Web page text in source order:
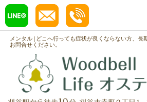
メンタル|どこへ行っても症状が良くならない方、長
お問合せください。